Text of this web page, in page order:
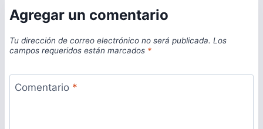
Agregar un comentario
Tu dirección de correo electrónico no será publicada. Los
campos requeridos están marcados *
Comentario *